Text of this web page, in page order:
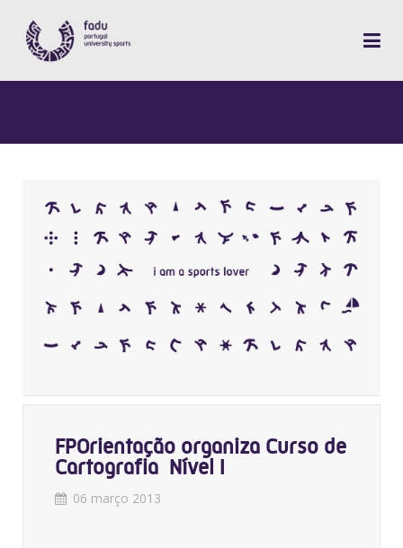
FPOrientação organiza Curso de
Cartografia  Nível I
06 março 2013